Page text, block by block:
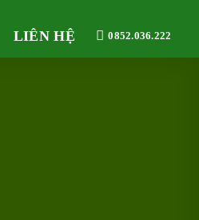
LIÊN HỆ 0852.036.222